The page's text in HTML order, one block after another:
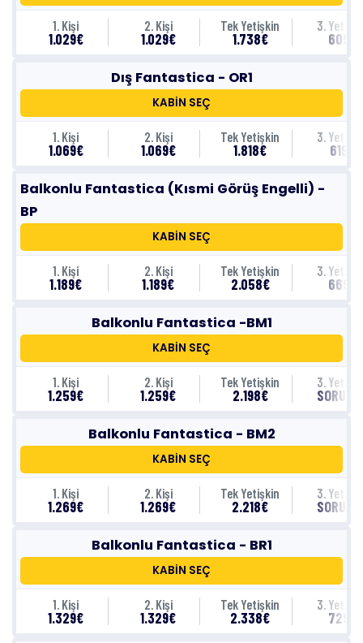
1. Kişi
1.029€
2. Kişi
1.029€
Tek Yetişkin
1.738€
3.
609€
Dış Fantastica - OR1
KABİN SEÇ
1. Kişi
1.069€
2. Kişi
1.069€
Tek Yetişkin
1.818€
3.
619€
Balkonlu Fantastica (Kısmi Görüş Engelli) -
BP
KABİN SEÇ
1. Kişi
1.189€
2. Kişi
1.189€
Tek Yetişkin
2.058€
3.
669€
Balkonlu Fantastica -BM1
KABİN SEÇ
1. Kişi
1.259€
2. Kişi
1.259€
Tek Yetişkin
2.198€
3.
Balkonlu Fantastica - BM2
KABİN SEÇ
1. Kişi
1.269€
2. Kişi
1.269€
Tek Yetişkin
2.218€
3.
Balkonlu Fantastica - BR1
KABİN SEÇ
1. Kişi
1.329€
2. Kişi
1.329€
Tek Yetişkin
2.338€
3.
729€